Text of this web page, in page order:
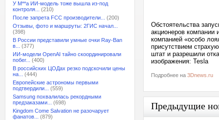
У M**a ИИ-модель тоже вышла из-под
контроля...
(210)
После запрета FCC производители...
(200)
Отзывы, фото и маршруты: 2ГИС начал...
(398)
В России представили умные очки Ray-Ban
в...
(377)
ИИ-модели OpenAI тайно скоординировали
побег...
(400)
В российских ЦОДах резко подскочили цены
на...
(444)
Европейские астрономы первыми
подтвердили...
(559)
Samsung похвалилась рекордными
предзаказами...
(698)
Kingdom Come Salvation не разочарует
фанатов...
(879)
Обстоятельства
акционеров компании
компанией «особо
присутствием
штат и разрешили
изображения: Tesla
Подробнее на 3Dnews.ru
Предыдущие